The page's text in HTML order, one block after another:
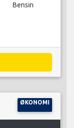
Bensin
ØKONOMI